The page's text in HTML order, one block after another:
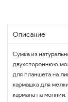
Описание
Сумка из
двухстороннюю
для планшета на
кармашка для
кармана на